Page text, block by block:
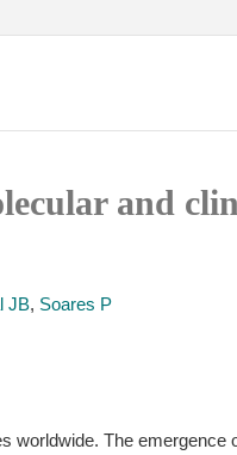
and
JB, Soares P
The emergence